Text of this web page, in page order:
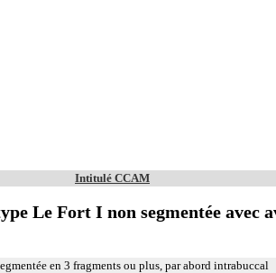
Intitulé CCAM
Le Fort I non segmentée avec
en 3 fragments ou plus, par abord intrabuccal